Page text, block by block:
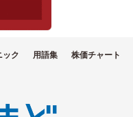
ック 用語集 株価チャート